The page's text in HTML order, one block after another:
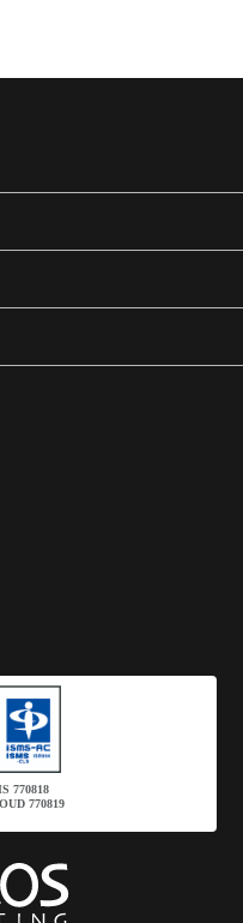
770818
770819